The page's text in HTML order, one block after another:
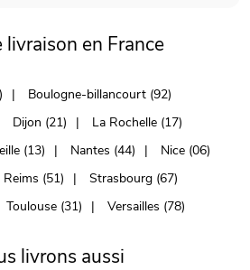
livraison en France
Boulogne-billancourt (92)
Dijon (21)
La Rochelle (17)
(13) Nantes (44)
Nice (06)
Reims (51)
Strasbourg (67)
Toulouse (31) Versailles (78)
livrons aussi